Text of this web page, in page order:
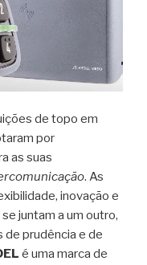
de topo em
por
as suas
. As
inovação e
juntam a um outro,
prudência e de
é uma marca de